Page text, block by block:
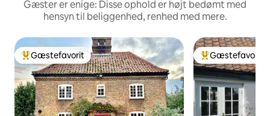
Gæster er enige: Disse ophold er højt bedømt med
hensyn til beliggenhed, renhed med mere.
Bedste gæstefavorit
Gæstefavorit Bedste
Gæstefavorit